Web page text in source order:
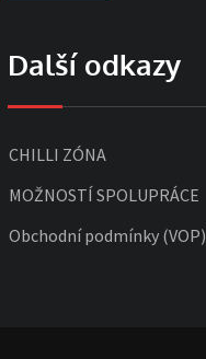
Další odkazy
CHILLI ZÓNA
MOŽNOSTÍ SPOLUPRÁCE
Obchodní podmínky (VOP)